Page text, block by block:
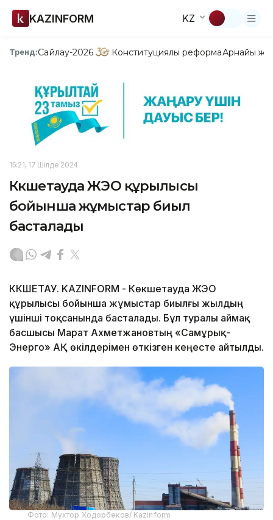
KAZINFORM KZ
Тренд:Сайлау-2026 Конституциялық реформаАрнайы
15:21, 17 Шілде 2024
Көкшетауда ЖЭО құрылысы
бойынша жұмыстар биыл
басталады
КӨКШЕТАУ. KAZINFORM - Көкшетауда ЖЭО
құрылысы бойынша жұмыстар биылғы жылдың
үшінші тоқсанында басталады. Бұл туралы аймақ
басшысы Марат Ахметжановтың «Самұрық-
Энерго» АҚ өкілдерімен өткізген кеңесте айтылды.
Фото: Мухтор Ходорбеков/ Kazinform